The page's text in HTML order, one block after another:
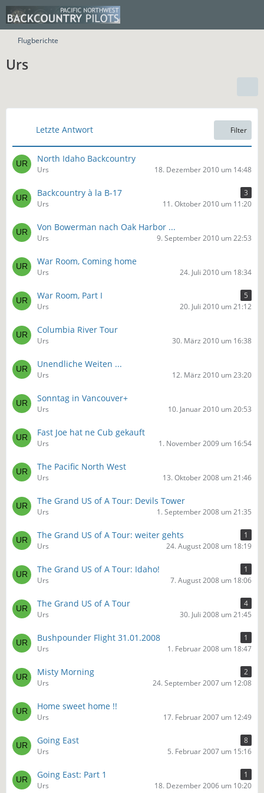
Flugberichte
Urs
Letzte Antwort Filter
North Idaho Backcountry
Urs 18. Dezember 2010 um 14:48
Backcountry à la B-17
3
Urs
11. Oktober 2010 um 11:20
Von Bowerman nach Oak Harbor ...
Urs 9. September 2010 um 22:53
War Room, Coming home
Urs 24. Juli 2010 um 18:34
War Room, Part I
5
Urs
20. Juli 2010 um 21:12
Columbia River Tour
Urs 30. März 2010 um 16:38
Unendliche Weiten ...
Urs 12. März 2010 um 23:20
Sonntag in Vancouver+
Urs 10. Januar 2010 um 20:53
Fast Joe hat ne Cub gekauft
Urs 1. November 2009 um 16:54
The Pacific North West
Urs 13. Oktober 2008 um 21:46
The Grand US of A Tour: Devils Tower
Urs 1. September 2008 um 21:35
The Grand US of A Tour: weiter gehts
1
Urs
24. August 2008 um 18:19
The Grand US of A Tour: Idaho!
1
Urs
7. August 2008 um 18:06
The Grand US of A Tour
4
Urs
30. Juli 2008 um 21:45
Bushpounder Flight 31.01.2008
1
Urs
1. Februar 2008 um 18:47
Misty Morning
2
Urs
24. September 2007 um 12:08
Home sweet home !!
Urs 17. Februar 2007 um 12:49
Going East
8
Urs
5. Februar 2007 um 15:16
Going East: Part 1
1
Urs
18. Dezember 2006 um 10:20